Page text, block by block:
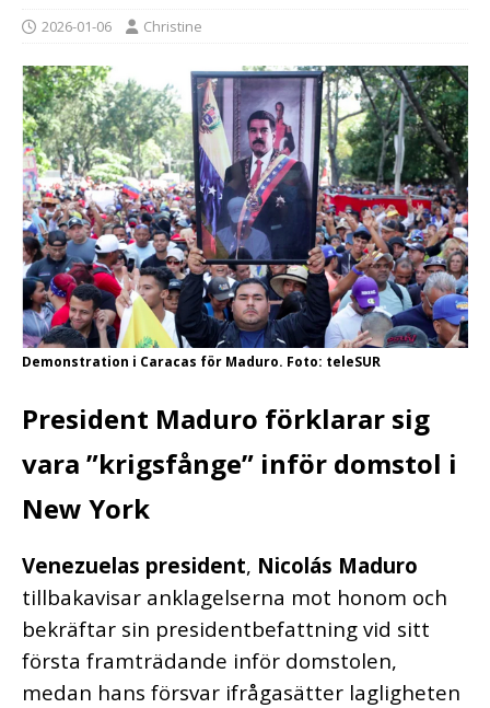
2026-01-06 Christine
Demonstration i Caracas för Maduro. Foto: teleSUR
President Maduro förklarar sig
vara ”krigsfånge” inför domstol i
New York
Venezuelas president, Nicolás Maduro
tillbakavisar anklagelserna mot honom och
bekräftar sin presidentbefattning vid sitt
första framträdande inför domstolen,
medan hans försvar ifrågasätter lagligheten